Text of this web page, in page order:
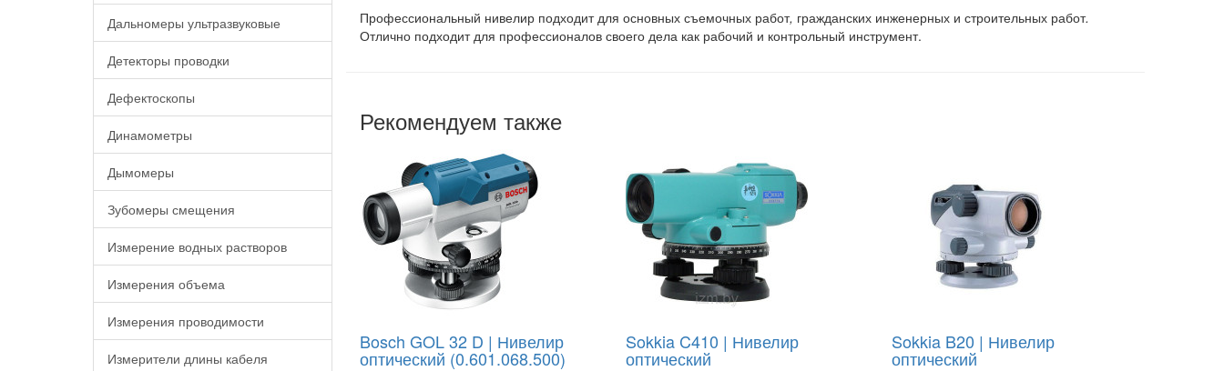
Дальномеры ультразвуковые
Детекторы проводки
Дефектоскопы
Динамометры
Дымомеры
Зубомеры смещения
Измерение водных растворов
Измерения объема
Измерения проводимости
Измерители длины кабеля
Профессиональный нивелир подходит для основных съемочных работ, гражданских инженерных и строительных работ.
Отлично подходит для профессионалов своего дела как рабочий и контрольный инструмент.
Рекомендуем также
Bosch GOL 32 D | Нивелир
оптический (0.601.068.500)
Sokkia C410 | Нивелир
оптический
Sokkia B20 | Нивелир
оптический